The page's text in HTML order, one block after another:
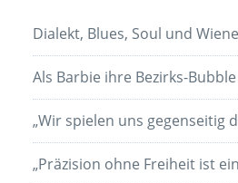
Dialekt, Blues, Soul und
Als Barbie ihre Bezirks-
„Wir spielen uns gegenseitig
„Präzision ohne Freiheit ist